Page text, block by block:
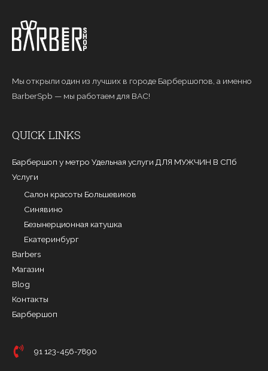
Мы открыли один из лучших в городе Барбершопов, а именно
BarberSpb — мы работаем для ВАС!
QUICK LINKS
Барбершоп у метро Удельная услуги ДЛЯ МУЖЧИН В СПб
Услуги
Салон красоты Большевиков
Синявино
Безынерционная катушка
Екатеринбург
Barbers
Магазин
Blog
Контакты
Барбершоп
91 123-456-7890